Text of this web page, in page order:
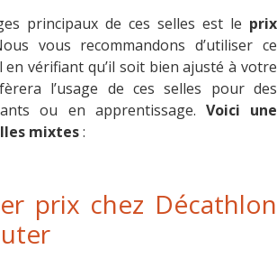
principaux de ces selles est le prix
vous recommandons d’utiliser ce
vérifiant qu’il soit bien ajusté à votre
l’usage de ces selles pour des
ou en apprentissage. Voici une
mixtes:
prix chez Décathlon